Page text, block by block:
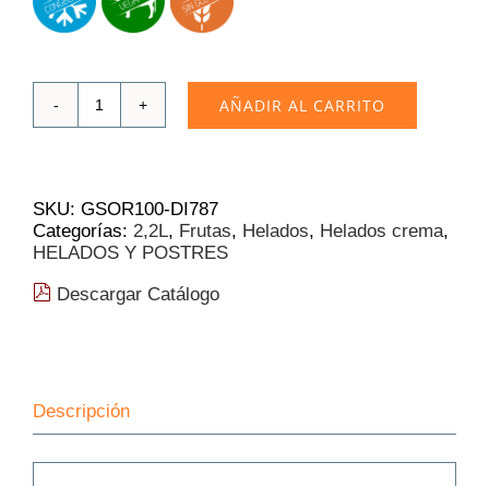
Sorbete
2,2L
(10.75€/L)
❄
AÑADIR AL CARRITO
SKU: GSOR100-DI787
Categorías: 2,2L, Frutas, Helados, Helados crema,
HELADOS Y POSTRES
Descargar Catálogo
Descripción